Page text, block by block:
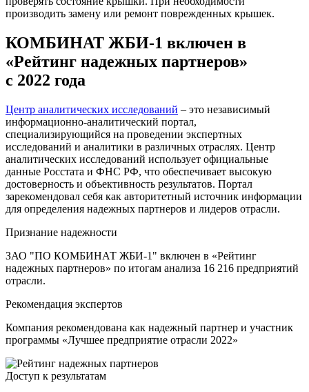
производить замену или ремонт поврежденных крышек.
КОМБИНАТ ЖБИ-1 включен в
«Рейтинг надежных партнеров»
с 2022 года
Центр аналитических исследований – это независимый
информационно-аналитический портал,
специализирующийся на проведении экспертных
исследований и аналитики в различных отраслях. Центр
аналитических исследований использует официальные
данные Росстата и ФНС РФ, что обеспечивает высокую
достоверность и объективность результатов. Портал
зарекомендовал себя как авторитетный источник информации
для определения надежных партнеров и лидеров отрасли.
Признание надежности
ЗАО "ПО КОМБИНАТ ЖБИ-1" включен в «Рейтинг
надежных партнеров» по итогам анализа 16 216 предприятий
отрасли.
Рекомендация экспертов
Компания рекомендована как надежный партнер и участник
программы «Лучшее предприятие отрасли 2022»
Доступ к результатам